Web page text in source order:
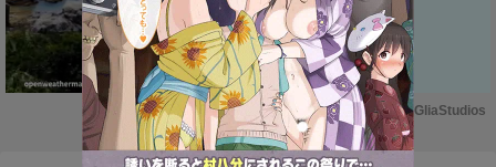
M
Powered by GliaStudios